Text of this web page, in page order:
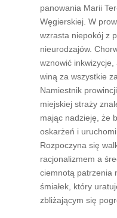
panowania Marii
Węgierskiej. W
wzrasta niepokój z
nieurodzajów.
wznowić
winą za wszystkie
Namiestnik
miejskiej straży
mając nadzieję, że
oskarżeń i
Rozpoczyna się
racjonalizmem a
ciemnotą patrzenia
śmiałek, który
zbliżającym się